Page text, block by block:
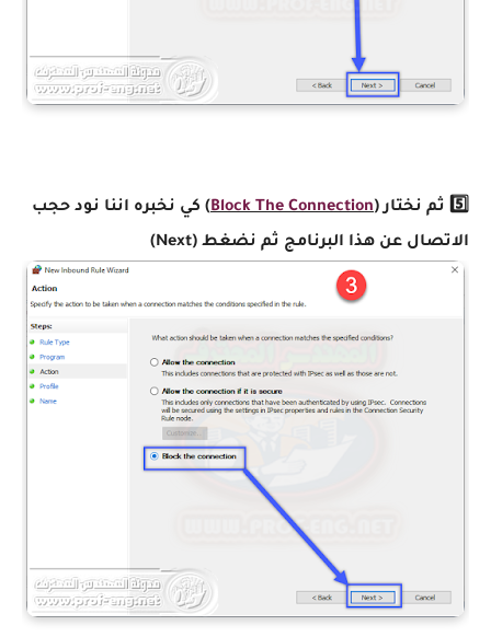
5️⃣ ثم نختار ( Block The Connection) كي نخبره اننا نود حجب
الاتصال عن هذا البرنامج ثم نضغط (Next)